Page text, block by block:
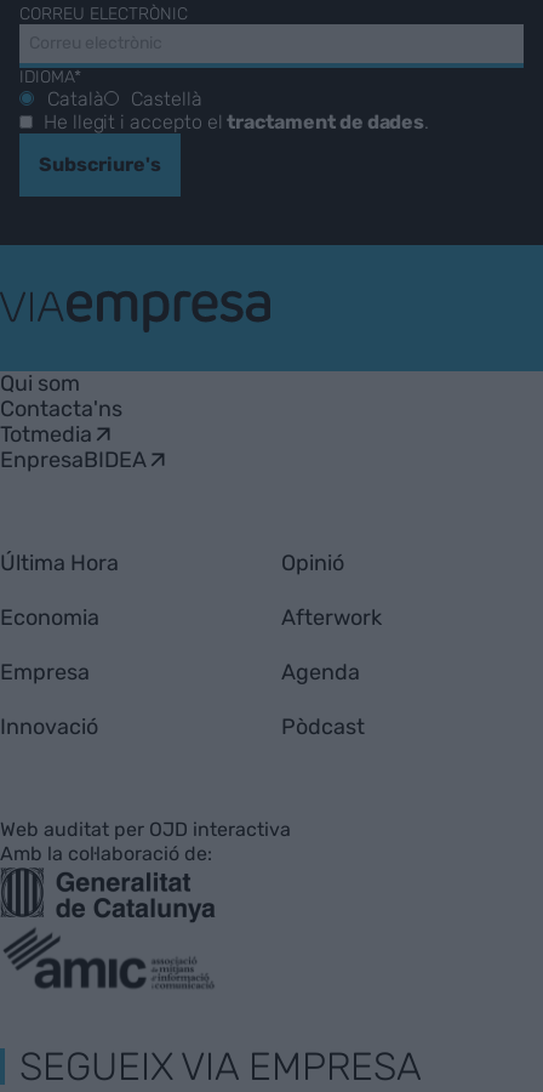
CORREU ELECTRÒNIC
IDIOMA*
Català
Castellà
He llegit i accepto eltractament de dades.
Subscriure's
Empresa
Qui som
Contacta'ns
Totmedia
EnpresaBIDEA
Última Hora
Economia
Empresa
Innovació
Opinió
Afterwork
Agenda
Pòdcast
Web auditat per OJD interactiva
Amb la col·laboració de:
SEGUEIX VIA EMPRESA